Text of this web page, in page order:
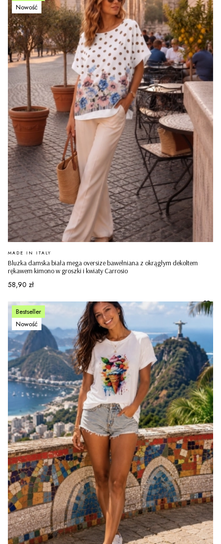
Nowość
Bluzka damska biała mega oversize bawełniana z okrągłym dekoltem
rękawem kimono w groszki i kwiaty Carrosio
PRODUCENT
MADE IN ITALY
Cena
58,90 zł
Bestseller
Nowość